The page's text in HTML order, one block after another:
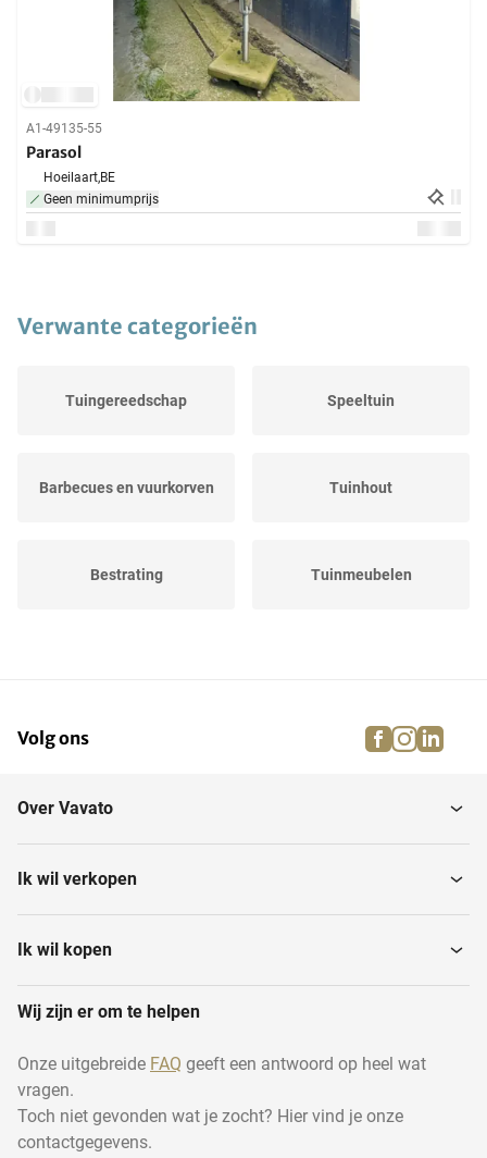
A1-49135-55
Parasol
Hoeilaart,BE
Geen minimumprijs
Verwante categorieën
Tuingereedschap Speeltuin
Barbecues en vuurkorven Tuinhout
Bestrating Tuinmeubelen
Schuttingen Plantverzorging
Zonneschermen
Volg ons facebook
Over Vavato
Ik wil verkopen
Ik wil kopen
Wij zijn er om te helpen
Onze uitgebreide FAQ geeft een antwoord op heel wat
vragen.
Toch niet gevonden wat je zocht? Hier vind je onze
contactgegevens.